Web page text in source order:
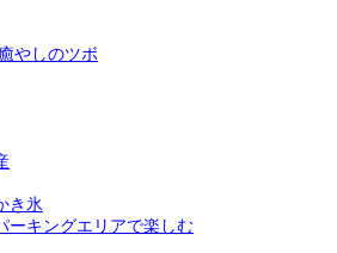
やしのツボ
き氷
ーキングエリアで楽しむ